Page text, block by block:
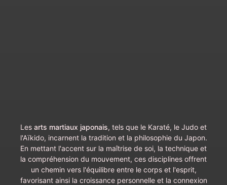
Les arts martiaux japonais, tels que le Karaté, le Judo et
l'Aïkido, incarnent la tradition et la philosophie du Japon.
En mettant l'accent sur la maîtrise de soi, la technique et
la compréhension du mouvement, ces disciplines offrent
un chemin vers l'équilibre entre le corps et l'esprit,
favorisant ainsi la croissance personnelle et la connexion